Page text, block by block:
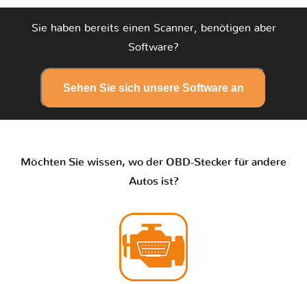
Sie haben bereits einen Scanner, benötigen aber
Software?
Sehen Sie sich unsere Software an
Möchten Sie wissen, wo der OBD-Stecker für andere
Autos ist?